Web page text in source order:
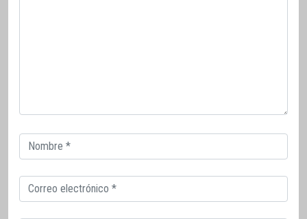
Correo
electrónico
Correo
electrónico